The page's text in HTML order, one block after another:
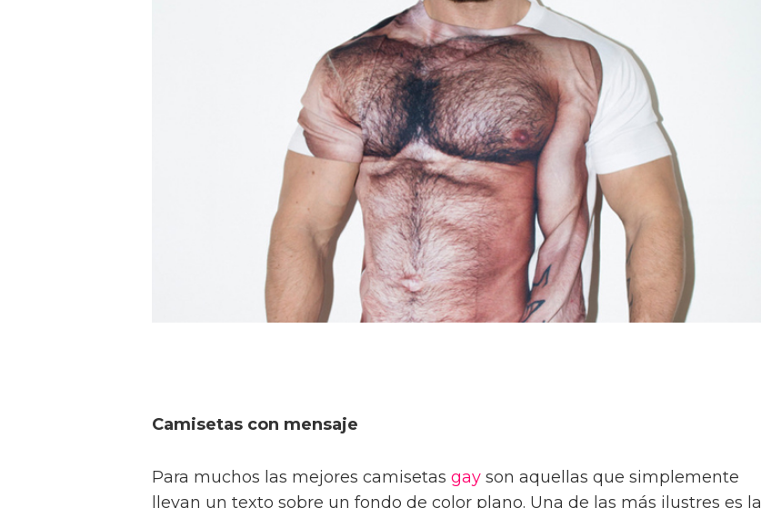
Camisetas con mensaje
Para muchos las mejores camisetas gay son aquellas que simplemente
llevan un texto sobre un fondo de color plano. Una de las más ilustres es la